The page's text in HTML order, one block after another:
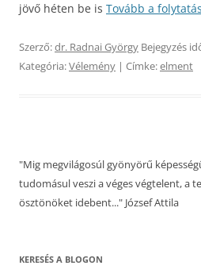
jövő héten be is Tovább a
Szerző:dr. Radnai György Bejegyzés
Kategória:Vélemény | Címke:elment
"Mig megvilágosúl gyönyörű
tudomásul veszi a véges végtelent, a
ösztönöket idebent..." József Attila
KERESÉS A BLOGON